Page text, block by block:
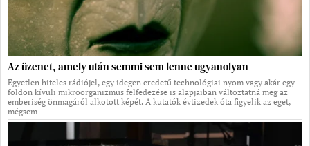
Az üzenet, amely után semmi sem lenne ugyanolyan
Egyetlen hiteles rádiójel, egy idegen eredetű technológiai nyom vagy akár egy
földön kívüli mikroorganizmus felfedezése is alapjaiban változtatná meg az
emberiség önmagáról alkotott képét. A kutatók évtizedek óta figyelik az eget,
mégsem